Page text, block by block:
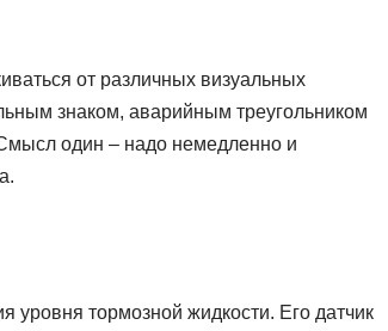
от различных визуальных
знаком, аварийным треугольником
один – надо немедленно и
уровня тормозной жидкости. Его датчик